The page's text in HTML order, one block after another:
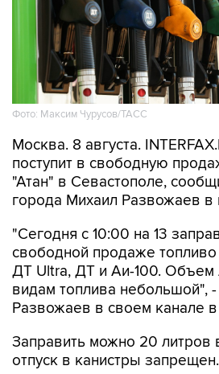
Фото: Максим Чурусов/ТАСС
Москва. 8 августа.
поступит в свободную
"Атан" в Севастополе,
города Михаил Развожаев в
"Сегодня с 10:00 на 13
свободной продаже
ДТ Ultra, ДТ и Аи-100. Объем
видам топлива небольшой", -
Развожаев в своем канале в
Заправить можно 20 литров
отпуск в канистры запрещен.